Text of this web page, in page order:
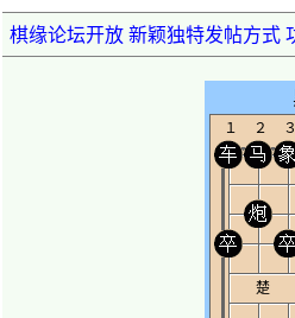
棋缘论坛开放 新颖独特发帖方式